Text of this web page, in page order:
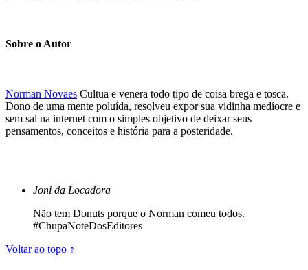
Sobre o Autor
Norman Novaes Cultua e venera todo tipo de coisa brega e tosca.
Dono de uma mente poluída, resolveu expor sua vidinha medíocre e
sem sal na internet com o simples objetivo de deixar seus
pensamentos, conceitos e história para a posteridade.
Joni da Locadora
Não tem Donuts porque o Norman comeu todos.
#ChupaNoteDosEditores
Voltar ao topo ↑